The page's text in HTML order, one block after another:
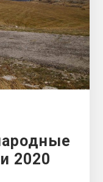
2020